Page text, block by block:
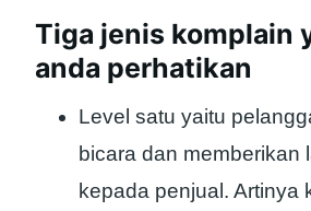
Tiga jenis komplain
anda perhatikan
Level satu yaitu
bicara dan memberikan
kepada penjual. Artinya